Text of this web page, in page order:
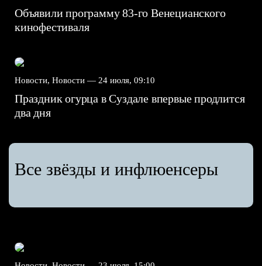
Объявили программу 83-го Венецианского
кинофестиваля
Новости, Новости — 24 июля, 09:10
Праздник огурца в Суздале впервые продлится
два дня
Все звёзды и инфлюенсеры